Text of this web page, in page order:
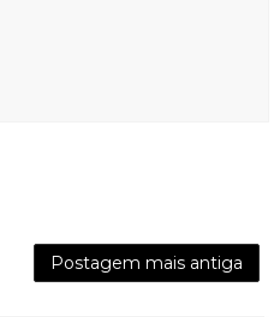
Postagem mais antiga